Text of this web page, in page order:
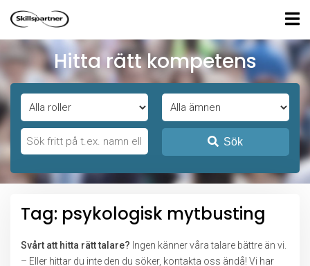
Hitta rätt kompetens
Sök
Tag: psykologisk mytbusting
Svårt att hitta rätt talare? Ingen känner våra talare bättre än vi.
– Eller hittar du inte den du söker, kontakta oss ändå! Vi har